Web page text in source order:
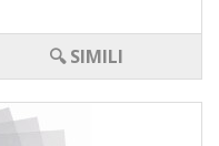
🔍 SIMILI